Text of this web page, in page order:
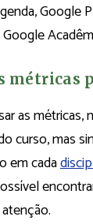
Google
métricas
as métricas,
curso, mas
em cada